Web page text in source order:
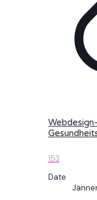
153
Date